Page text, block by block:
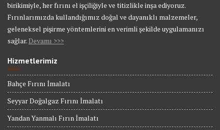
birikimiyle, her fırını el işçiliğiyle ve titizlikle inşa ediyoruz.
Fırınlarımızda kullandığımız doğal ve dayanıklı malzemeler,
geleneksel pişirme yöntemlerini en verimli şekilde uygulamanızı
sağlar.Devamı >>>
Hizmetlerimiz
Bahçe Fırını İmalatı
Seyyar Doğalgaz Fırını İmalatı
Yandan Yanmalı Fırın İmalatı